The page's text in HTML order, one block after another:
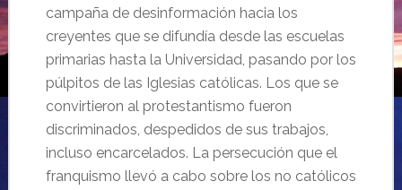
campaña de desinformación hacia los
creyentes que se difundía desde las escuelas
primarias hasta la Universidad, pasando por los
púlpitos de las Iglesias católicas. Los que se
convirtieron al protestantismo fueron
discriminados, despedidos de sus trabajos,
incluso encarcelados. La persecución que el
franquismo llevó a cabo sobre los no católicos